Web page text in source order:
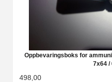
Oppbevaringsboks for
7x64 /
498,00